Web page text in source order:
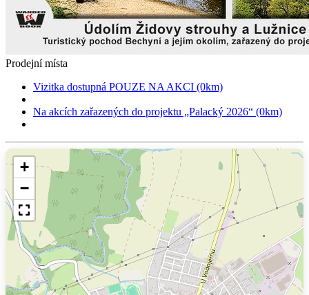
Prodejní místa
Vizitka dostupná POUZE NA AKCI (0km)
Na akcích zařazených do projektu „Palacký 2026“ (0km)
+
−